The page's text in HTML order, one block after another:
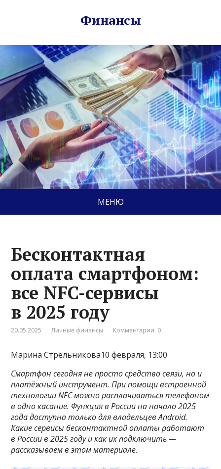
Финансы
МЕНЮ
Бесконтактная
оплата смартфоном:
все NFC-сервисы
в 2025 году
20.05.2025 Личные финансы Комментарии: 0
Марина Стрельникова10 февраля, 13:00
Смартфон сегодня не просто средство связи, но и
платёжный инструмент. При помощи встроенной
технологии NFC можно расплачиваться телефоном
в одно касание. Функция в России на начало 2025
года доступна только для владельцев Android.
Какие сервисы бесконтактной оплаты работают
в России в 2025 году и как их подключить —
рассказываем в этом материале.